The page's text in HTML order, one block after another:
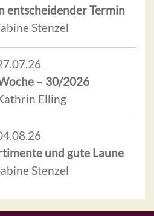
entscheidender Termin
Stenzel
– 30/2026
Elling
und gute Laune
Stenzel